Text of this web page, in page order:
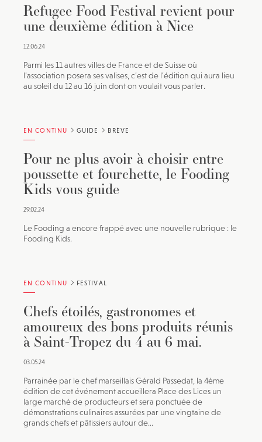
Refugee Food Festival revient pour
une deuxième édition à Nice
12.06.24
Parmi les 11 autres villes de France et de Suisse où
l’association posera ses valises, c’est de l’édition qui aura lieu
au soleil du 12 au 16 juin dont on voulait vous parler.
EN CONTINU GUIDE BRÈVE
Pour ne plus avoir à choisir entre
poussette et fourchette, le Fooding
Kids vous guide
29.02.24
Le Fooding a encore frappé avec une nouvelle rubrique : le
Fooding Kids.
EN CONTINU FESTIVAL
Chefs étoilés, gastronomes et
amoureux des bons produits réunis
à Saint-Tropez du 4 au 6 mai.
03.05.24
Parrainée par le chef marseillais Gérald Passedat, la 4ème
édition de cet événement accueillera Place des Lices un
large marché de producteurs et sera ponctuée de
démonstrations culinaires assurées par une vingtaine de
grands chefs et pâtissiers autour de...